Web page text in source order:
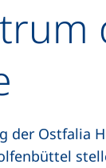
der Ostfalia